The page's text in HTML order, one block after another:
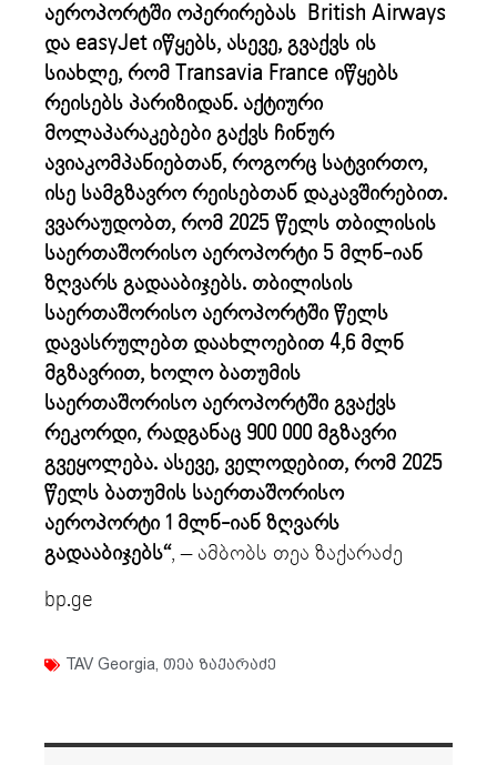
აეროპორტში ოპერირებას British Airways
და easyJet იწყებს, ასევე, გვაქვს ის
სიახლე, რომ Transavia France იწყებს
რეისებს პარიზიდან. აქტიური
მოლაპარაკებები გაქვს ჩინურ
ავიაკომპანიებთან, როგორც სატვირთო,
ისე სამგზავრო რეისებთან დაკავშირებით.
ვვარაუდობთ, რომ 2025 წელს თბილისის
საერთაშორისო აეროპორტი 5 მლნ-იან
ზღვარს გადააბიჯებს. თბილისის
საერთაშორისო აეროპორტში წელს
დავასრულებთ დაახლოებით 4,6 მლნ
მგზავრით, ხოლო ბათუმის
საერთაშორისო აეროპორტში გვაქვს
რეკორდი, რადგანაც 900 000 მგზავრი
გვეყოლება. ასევე, ველოდებით, რომ 2025
წელს ბათუმის საერთაშორისო
აეროპორტი 1 მლნ-იან ზღვარს
გადააბიჯებს“, – ამბობს თეა ზაქარაძე
bp.ge
TAV Georgia თეა ზაქარაძე